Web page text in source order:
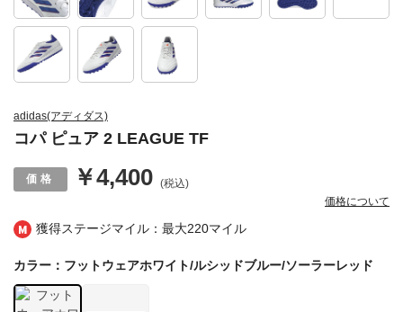
獲得ステージマイル：最大220マイル
adidas(アディダス)
コパ ピュア 2 LEAGUE TF
￥4,400 (税込)
価格について
カラー：フットウェアホワイト/ルシッドブルー/ソーラーレッド